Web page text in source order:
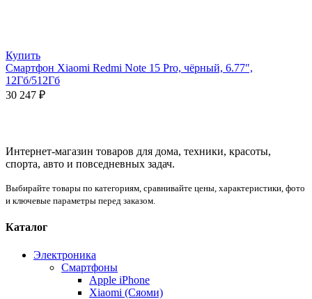
Купить
Смартфон Xiaomi Redmi Note 15 Pro, чёрный, 6.77″,
12Гб/512Гб
30 247 ₽
Интернет-магазин товаров для дома, техники, красоты,
спорта, авто и повседневных задач.
Выбирайте товары по категориям, сравнивайте цены, характеристики, фото
и ключевые параметры перед заказом.
Каталог
Электроника
Смартфоны
Apple iPhone
Xiaomi (Сяоми)